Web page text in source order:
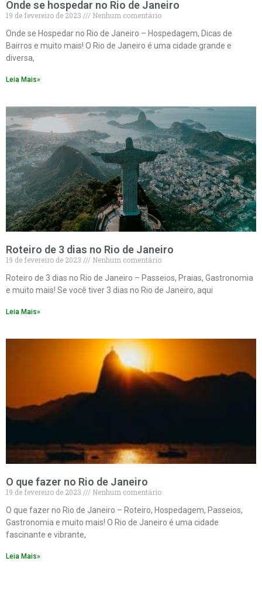
Onde se hospedar no Rio de Janeiro
19 de fevereiro de 2023
Nenhum comentário
Onde se Hospedar no Rio de Janeiro – Hospedagem, Dicas de
Bairros e muito mais! O Rio de Janeiro é uma cidade grande e
diversa,
Leia Mais»
Roteiro de 3 dias no Rio de Janeiro
19 de fevereiro de 2023
Nenhum comentário
Roteiro de 3 dias no Rio de Janeiro – Passeios, Praias, Gastronomia
e muito mais! Se você tiver 3 dias no Rio de Janeiro, aqui
Leia Mais»
O que fazer no Rio de Janeiro
19 de fevereiro de 2023
Nenhum comentário
O que fazer no Rio de Janeiro – Roteiro, Hospedagem, Passeios,
Gastronomia e muito mais! O Rio de Janeiro é uma cidade
fascinante e vibrante,
Leia Mais»